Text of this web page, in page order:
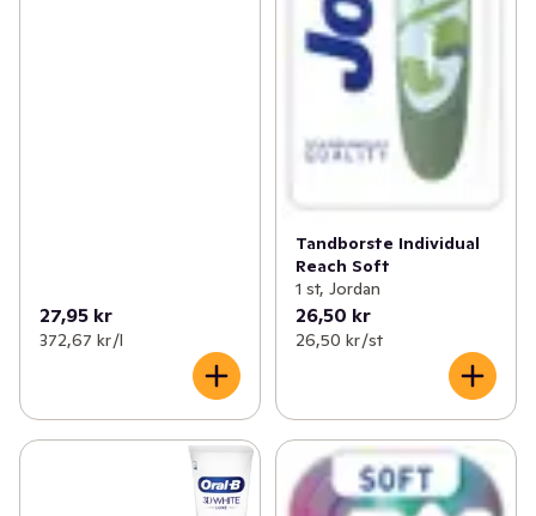
27,95 kr
372,67 kr /l
Tandborste Individual
Reach Soft
1 st, Jordan
26,50 kr
26,50 kr /st